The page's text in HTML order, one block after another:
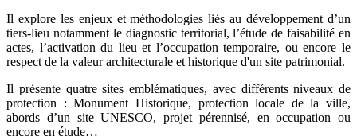
Il explore les enjeux et méthodologies liés au développement d’un
tiers-lieu notamment le diagnostic territorial, l’étude de faisabilité en
actes, l’activation du lieu et l’occupation temporaire, ou encore le
respect de la valeur architecturale et historique d'un site patrimonial.
Il présente quatre sites emblématiques, avec différents niveaux de
protection : Monument Historique, protection locale de la ville,
abords d’un site UNESCO, projet pérennisé, en occupation ou
encore en étude…